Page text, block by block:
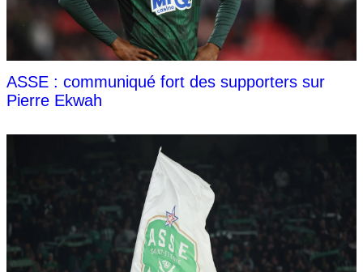
ASSE : communiqué fort des supporters sur
Pierre Ekwah